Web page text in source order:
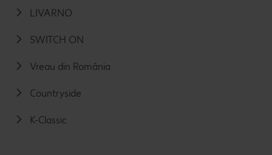
LIVARNO
SWITCH ON
Vreau din România
Countryside
K-Classic